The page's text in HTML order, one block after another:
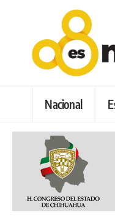
Nacional